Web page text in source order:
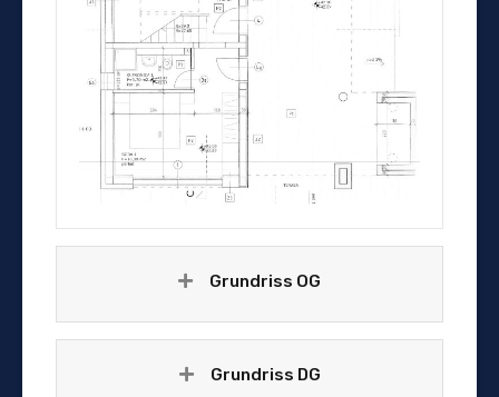
Grundriss OG
Grundriss DG